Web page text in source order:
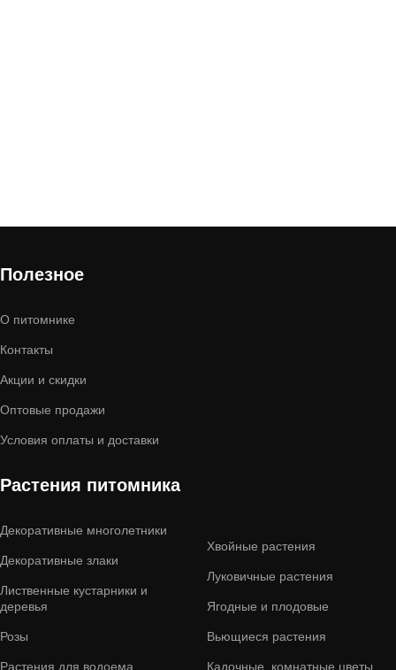
Полезное
О питомнике
Контакты
Акции и скидки
Оптовые продажи
Условия оплаты и доставки
Растения питомника
Декоративные многолетники
Декоративные злаки
Лиственные кустарники и
деревья
Розы
Растения для водоема
Хвойные растения
Луковичные растения
Ягодные и плодовые
Вьющиеся растения
Кадочные, комнатные цветы